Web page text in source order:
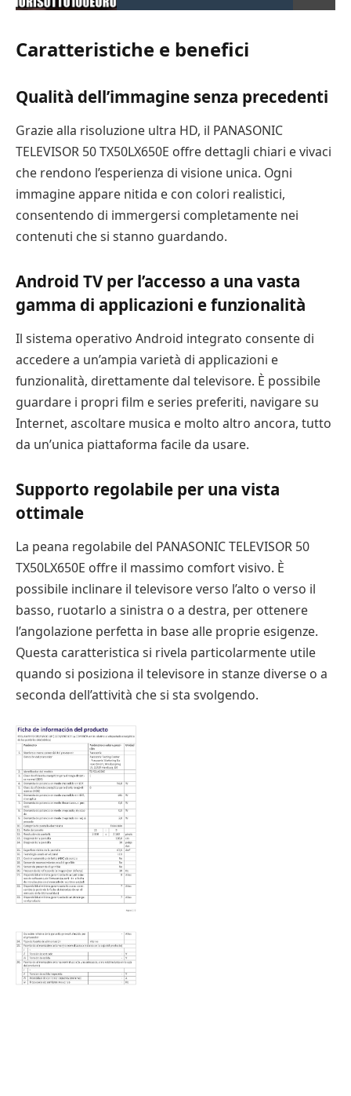
Caratteristiche e benefici
Qualità dell’immagine senza precedenti
Grazie alla risoluzione ultra HD, il PANASONIC
TELEVISOR 50 TX50LX650E offre dettagli chiari e vivaci
che rendono l’esperienza di visione unica. Ogni
immagine appare nitida e con colori realistici,
consentendo di immergersi completamente nei
contenuti che si stanno guardando.
Android TV per l’accesso a una vasta
gamma di applicazioni e funzionalità
Il sistema operativo Android integrato consente di
accedere a un’ampia varietà di applicazioni e
funzionalità, direttamente dal televisore. È possibile
guardare i propri film e series preferiti, navigare su
Internet, ascoltare musica e molto altro ancora, tutto
da un’unica piattaforma facile da usare.
Supporto regolabile per una vista
ottimale
La peana regolabile del PANASONIC TELEVISOR 50
TX50LX650E offre il massimo comfort visivo. È
possibile inclinare il televisore verso l’alto o verso il
basso, ruotarlo a sinistra o a destra, per ottenere
l’angolazione perfetta in base alle proprie esigenze.
Questa caratteristica si rivela particolarmente utile
quando si posiziona il televisore in stanze diverse o a
seconda dell’attività che si sta svolgendo.